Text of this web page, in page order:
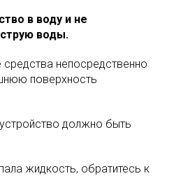
в воду и не
воды.
непосредственно
поверхность
должно быть
жидкость, обратитесь к